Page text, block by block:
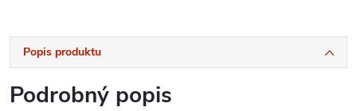
Popis produktu
Podrobný popis